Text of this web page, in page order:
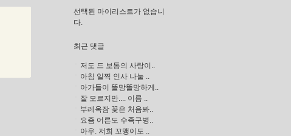
선택된 마이리스트가 없습니
다.
최근 댓글
저도 드 보통의 사랑이..
아침 일찍 인사 나눌 ..
아가들이 똘망똘망하게..
잘 모르지만.... 이름 ..
부레옥잠 꽃은 처음봐..
요즘 어른도 수족구병..
아우. 저희 꼬맹이도 ..